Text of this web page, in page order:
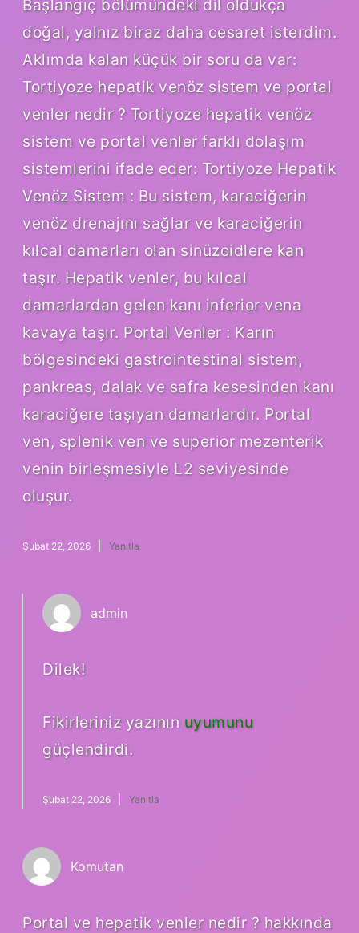
Başlangıç bölümündeki dil oldukça
doğal, yalnız biraz daha cesaret isterdim.
Aklımda kalan küçük bir soru da var:
Tortiyoze hepatik venöz sistem ve portal
venler nedir ? Tortiyoze hepatik venöz
sistem ve portal venler farklı dolaşım
sistemlerini ifade eder: Tortiyoze Hepatik
Venöz Sistem : Bu sistem, karaciğerin
venöz drenajını sağlar ve karaciğerin
kılcal damarları olan sinüzoidlere kan
taşır. Hepatik venler, bu kılcal
damarlardan gelen kanı inferior vena
kavaya taşır. Portal Venler : Karın
bölgesindeki gastrointestinal sistem,
pankreas, dalak ve safra kesesinden kanı
karaciğere taşıyan damarlardır. Portal
ven, splenik ven ve superior mezenterik
venin birleşmesiyle L2 seviyesinde
oluşur.
Şubat 22, 2026 Yanıtla
admin
Dilek!
Fikirleriniz yazının uyumunu
güçlendirdi.
Şubat 22, 2026 Yanıtla
Komutan
Portal ve hepatik venler nedir ? hakkında